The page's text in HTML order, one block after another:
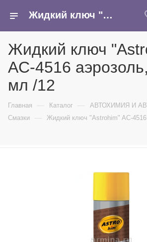
Жидкий ключ "Astrohim" AC-4516 аэрозоль, 650 мл /12 - купить в интернет-магазине Армина
Жидкий ключ
AC-4516
мл /12
Главная — Каталог — АВТОХИМИЯ И
Смазки — Жидкий ключ "Astrohim" AC-